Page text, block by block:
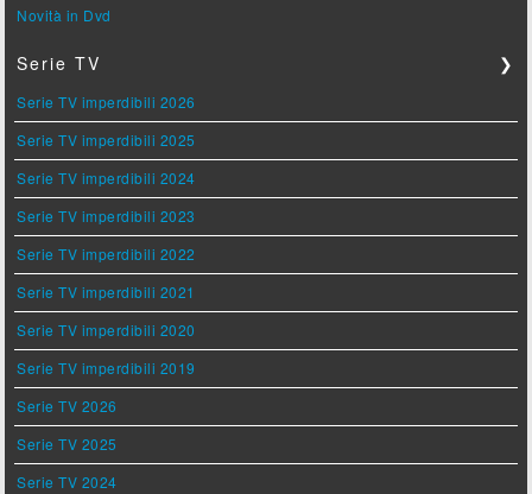
Novità in Dvd
Serie TV ❯
Serie TV imperdibili 2026
Serie TV imperdibili 2025
Serie TV imperdibili 2024
Serie TV imperdibili 2023
Serie TV imperdibili 2022
Serie TV imperdibili 2021
Serie TV imperdibili 2020
Serie TV imperdibili 2019
Serie TV 2026
Serie TV 2025
Serie TV 2024